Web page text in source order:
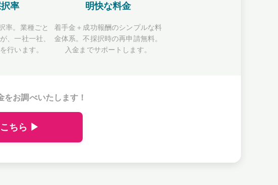
率
率。業種ごと
、一社一社、
行います。
明快な料金
着手金＋成功報酬のシンプルな料
金体系。不採択時の再申請無料。
入金までサポートします。
お調べいたします！
ちら ▶